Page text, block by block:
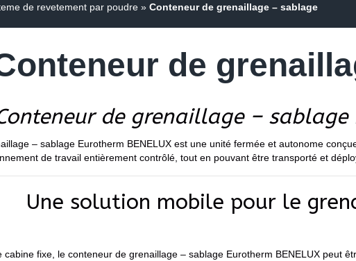
de revetement par poudre » Conteneur de grenaillage – sablage
de
de grenaillage – sablage
– sablage Eurotherm BENELUX est une unité fermée et autonome
de travail entièrement contrôlé, tout en pouvant être transporté et
Une solution mobile pour le
cabine fixe, le conteneur de grenaillage – sablage Eurotherm BENELUX peut